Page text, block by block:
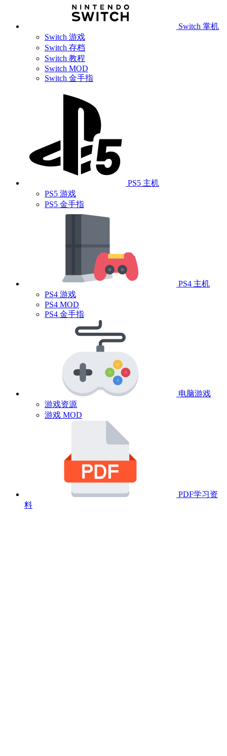
Switch 掌机
Switch 游戏
Switch 存档
Switch 教程
Switch MOD
Switch 金手指
PS5 主机
PS5 游戏
PS5 金手指
PS4 主机
PS4 游戏
PS4 MOD
PS4 金手指
电脑游戏
游戏资源
游戏 MOD
PDF学习资
料